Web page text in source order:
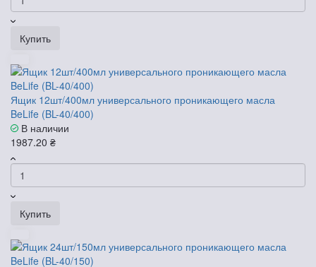
Купить
Ящик 12шт/400мл универсального проникающего масла
BeLife (BL-40/400)
В наличии
1987.20 ₴
Купить